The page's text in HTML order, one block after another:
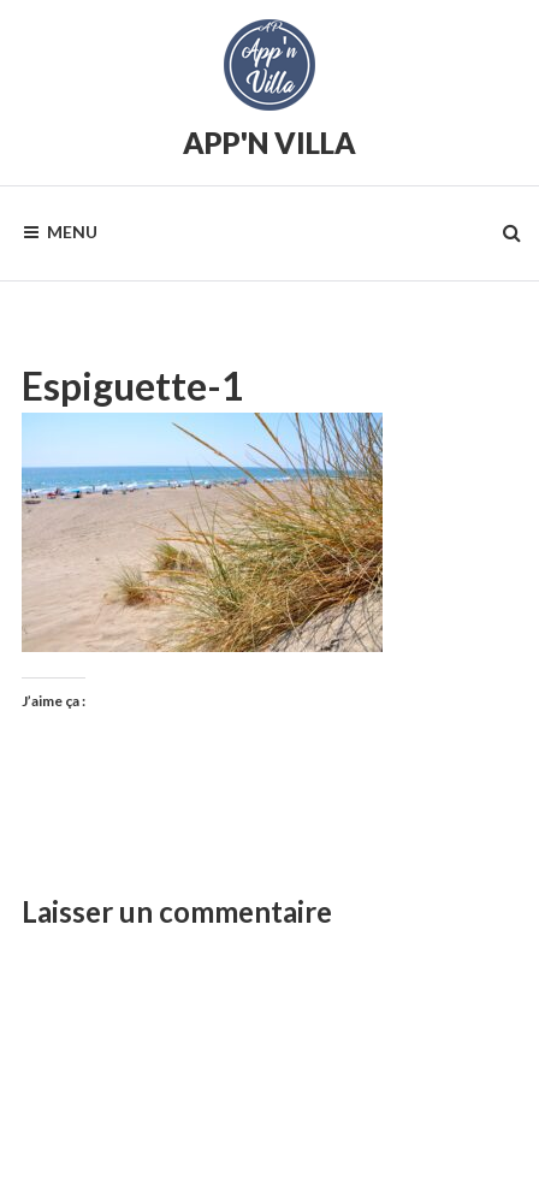
APP'N VILLA
saisonnière
MENU
Espiguette-1
J’aime ça :
Laisser un commentaire